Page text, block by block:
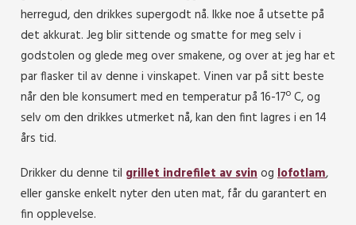
herregud, den drikkes supergodt nå. Ikke noe å utsette på
det akkurat. Jeg blir sittende og smatte for meg selv i
godstolen og glede meg over smakene, og over at jeg har et
par flasker til av denne i vinskapet. Vinen var på sitt beste
når den ble konsumert med en temperatur på 16-17º C, og
selv om den drikkes utmerket nå, kan den fint lagres i en 14
års tid.
Drikker du denne til grillet indrefilet av svinog lofotlam,
eller ganske enkelt nyter den uten mat, får du garantert en
fin opplevelse.